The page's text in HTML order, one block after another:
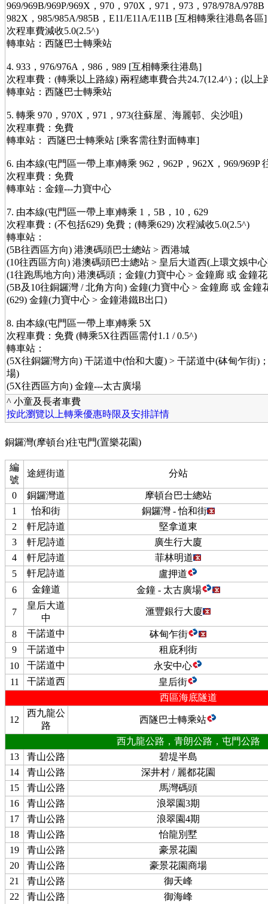
969/969B/969P/969X，970，970X，971，973，978/978A/
982X，985/985A/985B，E11/E11A/E11B [互相轉乘往港島各區]
次程車費減收5.0(2.5^)
轉車站：西隧巴士轉乘站
4. 933，976/976A，986，989 [互相轉乘往港島]
次程車費：(轉乘以上路線) 兩程總車費合共24.7(12.4^)；(以上
轉車站：西隧巴士轉乘站
5. 轉乘 970，970X，971，973(往蘇屋、海麗邨、尖沙咀)
次程車費：免費
轉車站： 西隧巴士轉乘站 [乘客需往對面轉車]
6. 由本線(屯門區一帶上車)轉乘 962，962P，962X，969/969P
次程車費：免費
轉車站：金鐘---力寶中心
7. 由本線(屯門區一帶上車)轉乘 1，5B，10，629
次程車費：(不包括629) 免費；(轉乘629) 次程減收5.0(2.5^)
轉車站：
(5B往西區方向) 港澳碼頭巴士總站 > 西港城
(10往西區方向) 港澳碼頭巴士總站 > 皇后大道西(上環文娛中
(1往跑馬地方向) 港澳碼頭；金鐘(力寶中心 > 金鐘廊 或 金鐘
(5B及10往銅鑼灣 / 北角方向) 金鐘(力寶中心 > 金鐘廊 或 金鐘
(629) 金鐘(力寶中心 > 金鐘港鐵B出口)
8. 由本線(屯門區一帶上車)轉乘 5X
次程車費：免費 (轉乘5X往西區需付1.1 / 0.5^)
轉車站：
(5X往銅鑼灣方向) 干諾道中(怡和大廈) > 干諾道中(砵甸乍街)
場)
(5X往西區方向) 金鐘---太古廣場
^ 小童及長者車費
按此瀏覽以上轉乘優惠時限及安排詳情
銅鑼灣(摩頓台)往屯門(置樂花園)
編
號
途經街道 分站
0 銅鑼灣道
摩頓台巴士總站
1
怡和街
銅鑼灣 - 怡和街
2
軒尼詩道
堅拿道東
3
軒尼詩道
廣生行大廈
4
軒尼詩道
菲林明道
5
軒尼詩道
盧押道
6
金鐘道 金鐘 - 太古廣場
7
皇后大道
中
滙豐銀行大廈
8 干諾道中
砵甸乍街
9
干諾道中
租庇利街
10
干諾道中
永安中心
11
干諾道西
皇后街
西區海底隧道
12
西九龍公
路
西隧巴士轉乘站
西九龍公路，青朗公路，屯門公路
13
青山公路
碧堤半島
14
青山公路
深井村 / 麗都花園
15
青山公路
馬灣碼頭
16
青山公路
浪翠園3期
17
青山公路
浪翠園4期
18
青山公路
怡龍別墅
19
青山公路
豪景花園
20
青山公路
豪景花園商場
21
青山公路
御天峰
22
青山公路 御海峰